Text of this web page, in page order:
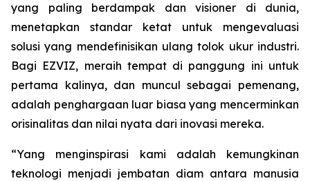
yang paling berdampak dan visioner di dunia,
menetapkan standar ketat untuk mengevaluasi
solusi yang mendefinisikan ulang tolok ukur industri.
Bagi EZVIZ, meraih tempat di panggung ini untuk
pertama kalinya, dan muncul sebagai pemenang,
adalah penghargaan luar biasa yang mencerminkan
orisinalitas dan nilai nyata dari inovasi mereka.
“Yang menginspirasi kami adalah kemungkinan
teknologi menjadi jembatan diam antara manusia